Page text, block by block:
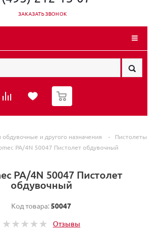
ЗАКАЗАТЬ ЗВОНОК
0
и другого назначения -
Пистолеты
PA/4N 50047 Пистолет обдувочный
PA/4N 50047 Пистолет
обдувочный
Код товара:50047
Отзывы